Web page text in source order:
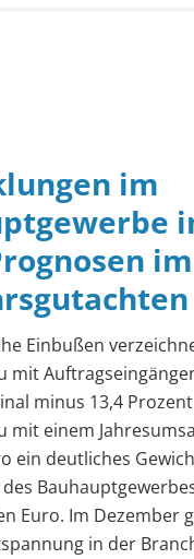
im
im
Einbußen
mit
minus 13,4
mit einem
ein deutliches
Euro. Im Dezember
in der